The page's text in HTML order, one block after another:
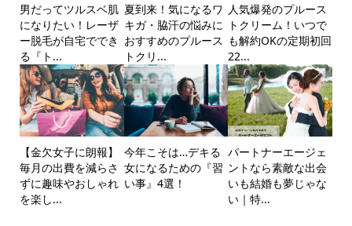
男だってツルスベ肌
になりたい！レーザ
ー脱毛が自宅ででき
る『ト...
夏到来！気になるワ
キガ・脇汗の悩みに
おすすめのプルース
トクリ...
人気爆発のプルース
トクリーム！いつで
も解約OKの定期初回
22...
【金欠女子に朗報】
毎月の出費を減らさ
ずに趣味やおしゃれ
を楽し...
今年こそは…デキる
女になるための『習
い事』4選！
パートナーエージェ
ントなら素敵な出会
いも結婚も夢じゃな
い｜特...